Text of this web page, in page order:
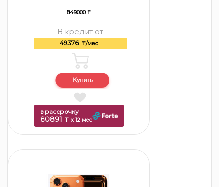
849000 ₸
В кредит от
49376 ₸/мес.
в рассрочку
80891 ₸ x 12 мес